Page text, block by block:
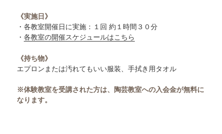
《実施日》
・各教室開催日に実施：１回 約１時間３０分
・各教室の開催スケジュールはこちら
《持ち物》
エプロンまたは汚れてもいい服装、手拭き用タオル
※体験教室を受講された方は、陶芸教室への入会金が無料に
なります。